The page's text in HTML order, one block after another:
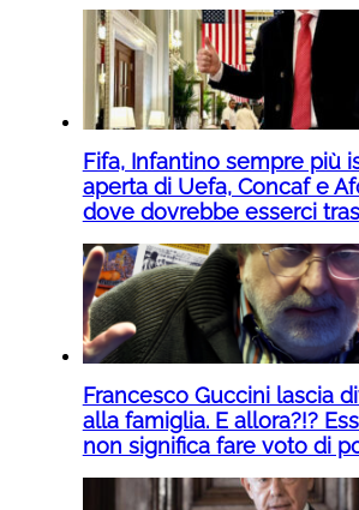
Fifa, Infantino sempre più
aperta di Uefa, Concaf e
dove dovrebbe esserci
Francesco Guccini lascia
alla famiglia. E allora?!?
non significa fare voto di